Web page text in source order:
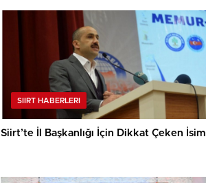
SIIRT HABERLERI
Siirt’te İl Başkanlığı İçin Dikkat Çeken İsim